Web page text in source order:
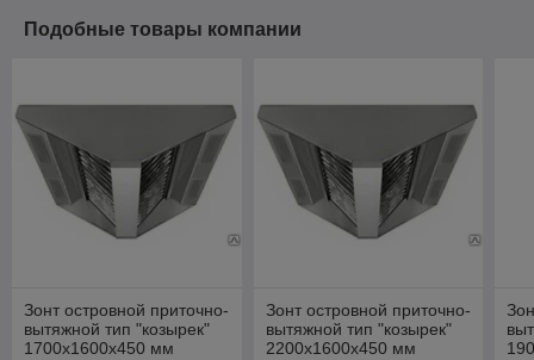
Подобные товары компании
Зонт островной приточно-
вытяжной тип "козырек"
1700х1600х450 мм
Зонт островной приточно-
вытяжной тип "козырек"
2200х1600х450 мм